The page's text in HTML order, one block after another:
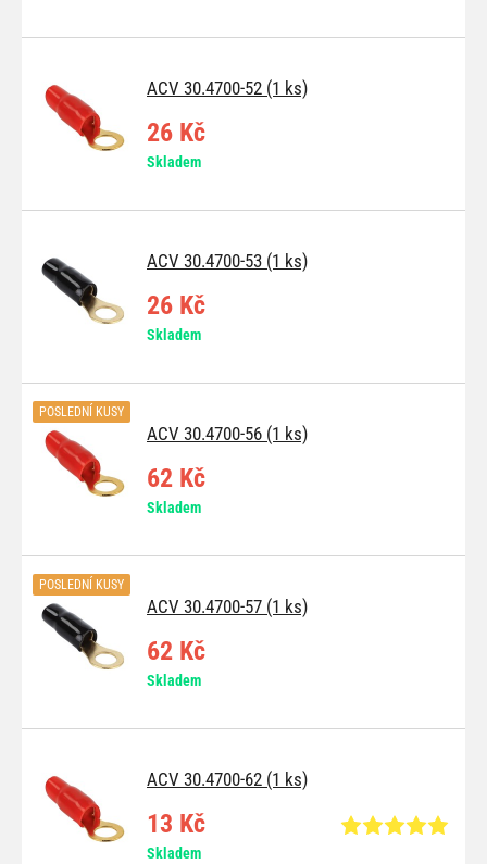
ACV 30.4700-52 (1 ks)
26 Kč
Skladem
ACV 30.4700-53 (1 ks)
26 Kč
Skladem
ACV 30.4700-56 (1 ks)
POSLEDNÍ KUSY
62 Kč
Skladem
ACV 30.4700-57 (1 ks)
POSLEDNÍ KUSY
62 Kč
Skladem
ACV 30.4700-62 (1 ks)
13 Kč
Skladem